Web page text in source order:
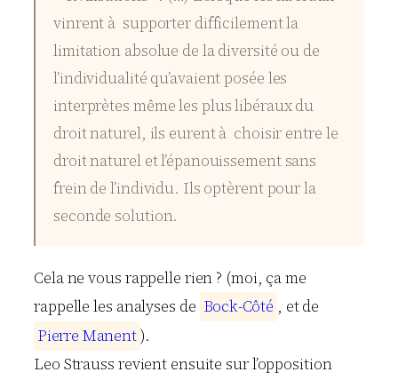
vinrent à supporter difficilement la
limitation absolue de la diversité ou de
l’individualité qu’avaient posée les
interprètes même les plus libéraux du
droit naturel, ils eurent à choisir entre le
droit naturel et l’épanouissement sans
frein de l’individu. Ils optèrent pour la
seconde solution.
Cela ne vous rappelle rien ? (moi, ça me
rappelle les analyses de Bock-Côté , et de
Pierre Manent).
Leo Strauss revient ensuite sur l’opposition